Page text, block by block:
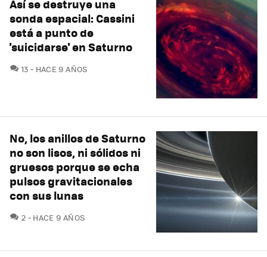
Así se destruye una
sonda espacial: Cassini
está a punto de
'suicidarse' en Saturno
13 COMENTARIOS
HACE 9 AÑOS
No, los anillos de Saturno
no son lisos, ni sólidos ni
gruesos porque se echa
pulsos gravitacionales
con sus lunas
2 COMENTARIOS
HACE 9 AÑOS